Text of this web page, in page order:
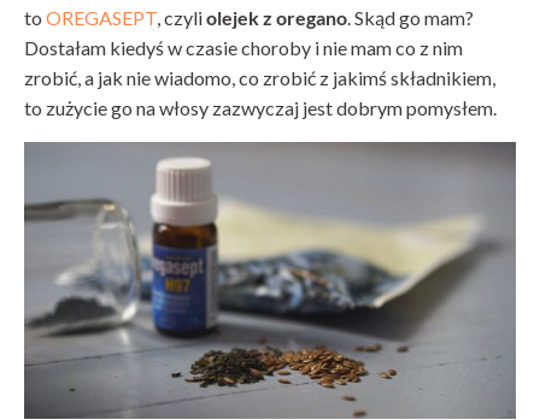
to OREGASEPT, czyliolejek z oregano. Skąd go mam?
Dostałam kiedyś w czasie choroby i nie mam co z nim
zrobić, a jak nie wiadomo, co zrobić z jakimś składnikiem,
to zużycie go na włosy zazwyczaj jest dobrym pomysłem.